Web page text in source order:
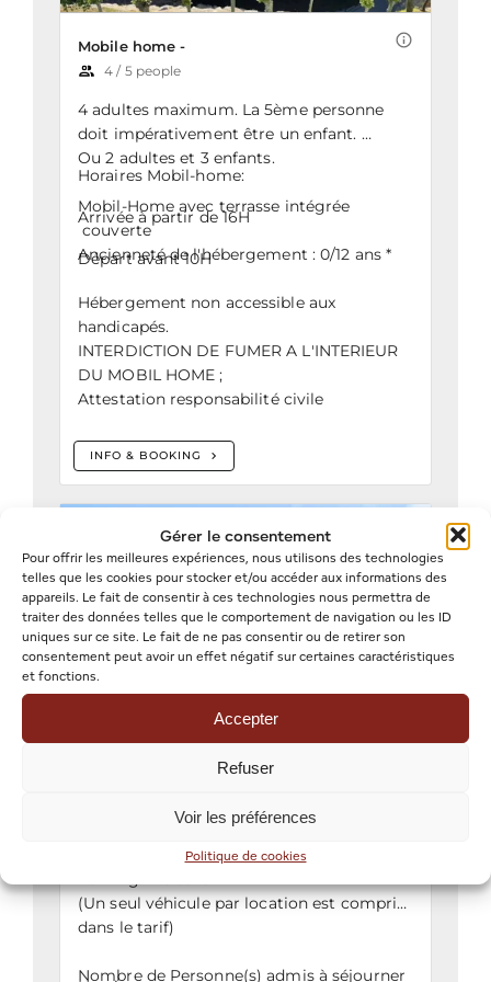
Gérer le consentement
Pour offrir les meilleures expériences, nous utilisons des technologies
telles que les cookies pour stocker et/ou accéder aux informations des
appareils. Le fait de consentir à ces technologies nous permettra de
traiter des données telles que le comportement de navigation ou les ID
uniques sur ce site. Le fait de ne pas consentir ou de retirer son
consentement peut avoir un effet négatif sur certaines caractéristiques
et fonctions.
Accepter
Refuser
Voir les préférences
Politique de cookies